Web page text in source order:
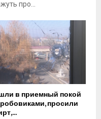
про...
в приемный покой
просили